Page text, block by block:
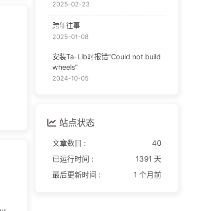
2025-02-23
跨年往事
2025-01-08
安装Ta-Lib时报错"Could not build
wheels"
2024-10-05
站点状态
文章数目 :
40
已运行时间 :
1391 天
最后更新时间 :
1 个月前